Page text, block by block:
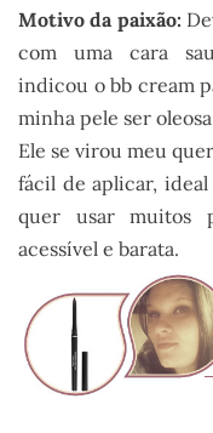
Motivo da paixão:
com uma cara
indicou o bb cream
minha pele ser
Ele se virou meu
fácil de aplicar,
quer usar muitos
acessível e barata.